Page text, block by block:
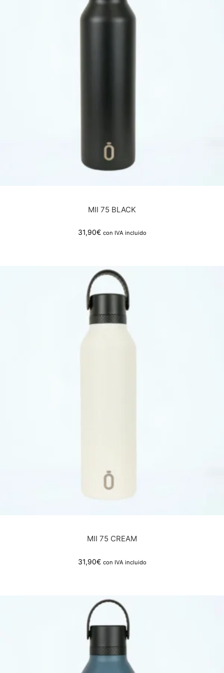
MII 75 BLACK
31,90€ con IVA incluido
MII 75 CREAM
31,90€ con IVA incluido